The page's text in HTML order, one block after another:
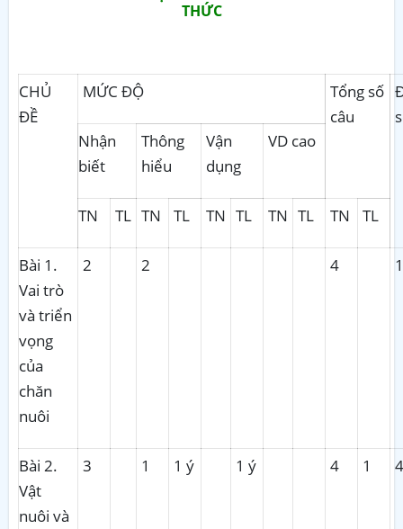
THỨC
CHỦ
ĐỀ
MỨC ĐỘ
Tổng số
câu
Nhận
biết
Thông
hiểu
Vận
dụng
VD cao
TN TL TN TL TN TL TN TL TN TL
Bài 1.
Vai trò
và triển
vọng
của
chăn
nuôi
2 2 4
Bài 2.
Vật
nuôi và
3 1 1 ý 1 ý 4 1